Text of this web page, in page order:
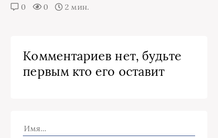
0 0 2 мин.
Комментариев нет, будьте
первым кто его оставит